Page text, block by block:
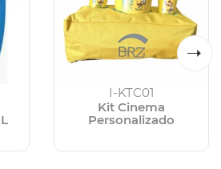
I-KTC01
Kit Cinema
Personalizado